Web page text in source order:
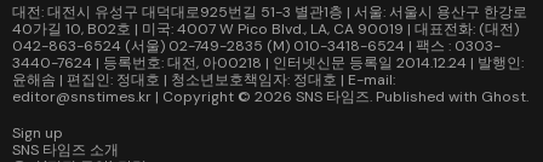
대전: 대전시 유성구 대덕대로925번길 51-3 별관1층 | 서울: 서울시 용산구 한강로
40가길 10, B02호 | 미국: 4007 W Pico Blvd., LA, CA 90019 | 대표전화: (대전)
042-863-6524 (서울) 02-749-2835 (M) 010-3418-6524 | 팩스 : 0303-
3440-7624 | 등록번호: 대전, 아00218 | 인터넷신문 등록일 2014.12.24 | 발행인:
윤해솜 | 편집인: 정대호 | 청소년보호책임자: 정대호 | E-mail:
editor@snstimes.kr | Copyright © 2026 SNS 타임즈. Published with Ghost.
Sign up
SNS 타임즈 소개